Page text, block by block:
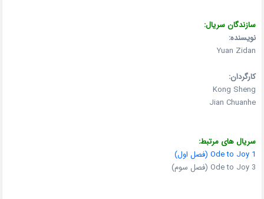
سازندگان سریال:
نویسنده:
Yuan Zidan
کارگردان:
Kong Sheng
Jian Chuanhe
سریال های مرتبط:
Ode to Joy 1 (فصل اول)
Ode to Joy 3 (فصل سوم)